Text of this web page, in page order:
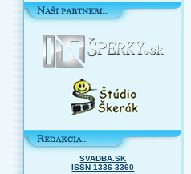
SVADBA.SK
ISSN 1336-3360